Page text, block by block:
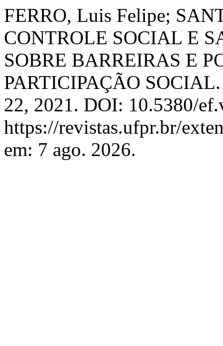
FERRO, Luis Felipe;
CONTROLE SOCIAL E
SOBRE BARREIRAS E
PARTICIPAÇÃO
22, 2021. DOI: 10.5380/
https://revistas.ufpr.br/
em: 7 ago. 2026.